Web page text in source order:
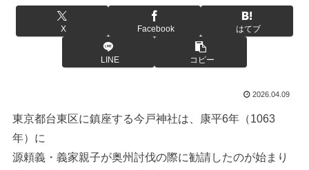
X Facebook はてブ
LINE コピー
2026.04.09
東京都台東区に鎮座する今戸神社は、康平6年（1063
年）に
源頼義・義家親子が奥州討伐の際に勧請したのが始まり